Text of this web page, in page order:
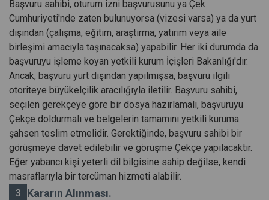
Başvuru sahibi, oturum izni başvurusunu ya Çek
Cumhuriyeti'nde zaten bulunuyorsa (vizesi varsa) ya da yurt
dışından (çalışma, eğitim, araştırma, yatırım veya aile
birleşimi amacıyla taşınacaksa) yapabilir. Her iki durumda da
başvuruyu işleme koyan yetkili kurum İçişleri Bakanlığı'dır.
Ancak, başvuru yurt dışından yapılmışsa, başvuru ilgili
otoriteye büyükelçilik aracılığıyla iletilir. Başvuru sahibi,
seçilen gerekçeye göre bir dosya hazırlamalı, başvuruyu
Çekçe doldurmalı ve belgelerin tamamını yetkili kuruma
şahsen teslim etmelidir. Gerektiğinde, başvuru sahibi bir
görüşmeye davet edilebilir ve görüşme Çekçe yapılacaktır.
Eğer yabancı kişi yeterli dil bilgisine sahip değilse, kendi
masraflarıyla bir tercüman hizmeti alabilir.
Kararın Alınması.